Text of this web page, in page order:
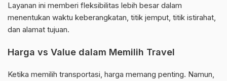
Layanan ini memberi fleksibilitas lebih besar dalam
menentukan waktu keberangkatan, titik jemput, titik istirahat,
dan alamat tujuan.
Harga vs Value dalam Memilih Travel
Ketika memilih transportasi, harga memang penting. Namun,